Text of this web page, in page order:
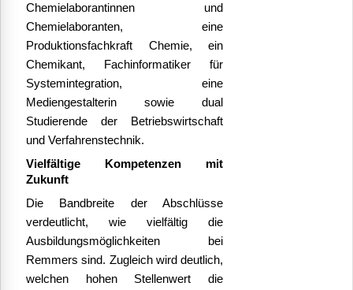
Chemielaborantinnen und
Chemielaboranten, eine
Produktionsfachkraft Chemie, ein
Chemikant, Fachinformatiker für
Systemintegration, eine
Mediengestalterin sowie dual
Studierende der Betriebswirtschaft
und Verfahrenstechnik.
Vielfältige Kompetenzen mit
Zukunft
Die Bandbreite der Abschlüsse
verdeutlicht, wie vielfältig die
Ausbildungsmöglichkeiten bei
Remmers sind. Zugleich wird deutlich,
welchen hohen Stellenwert die